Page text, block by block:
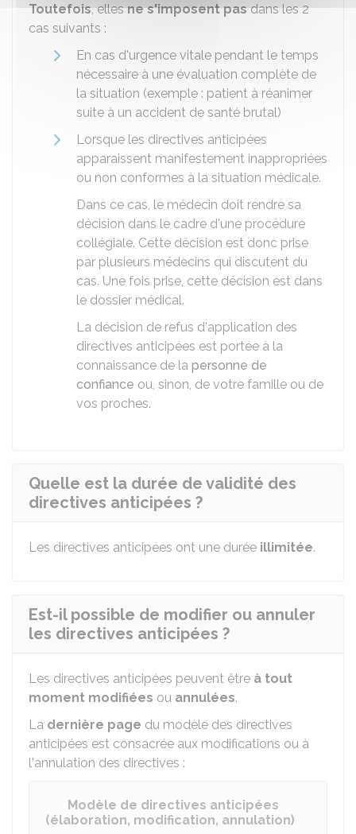
Toutefois, ellesne s'imposent pasdans les 2
cas suivants :
En cas d'urgence vitale pendant le temps
nécessaire à une évaluation complète de
la situation (exemple : patient à réanimer
suite à un accident de santé brutal)
Lorsque les directives anticipées
apparaissent manifestement inappropriées
ou non conformes à la situation médicale.
Dans ce cas, le médecin doit rendre sa
décision dans le cadre d'une procédure
collégiale. Cette décision est donc prise
par plusieurs médecins qui discutent du
cas. Une fois prise, cette décision est dans
le dossier médical.
La décision de refus d'application des
directives anticipées est portée à la
connaissance de la personne de
confiance ou, sinon, de votre famille ou de
vos proches.
Quelle est la durée de validité des
directives anticipées ?
Les directives anticipées ont une durée illimitée.
Est-il possible de modifier ou annuler
les directives anticipées ?
Les directives anticipées peuvent être à tout
moment modifiées ou annulées.
La dernière page du modèle des directives
anticipées est consacrée aux modifications ou à
l'annulation des directives :
Modèle de directives anticipées
(élaboration, modification, annulation)